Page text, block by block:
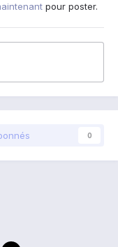
pour poster.
0